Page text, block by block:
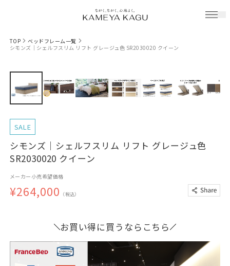
TOP
ベッドフレーム一覧
シモンズ｜シェルフスリム リフト グレージュ色 SR2030020 クイーン
SALE
シモンズ｜シェルフスリム リフト グレージュ色
SR2030020 クイーン
メーカー小売希望価格
¥264,000 （税込）
お買い得に買うならこちら